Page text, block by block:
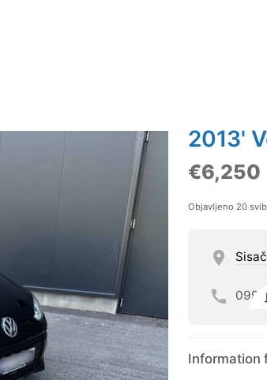
2013'
€6,250
Objavljeno 20
099
Information